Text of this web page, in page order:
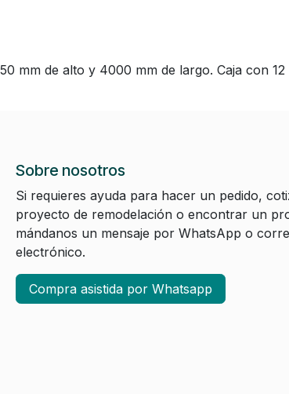
mm de alto y 4000 mm de largo. Caja con
Sobre nosotros
Si requieres ayuda para hacer un pedido,
proyecto de remodelación o encontrar un
mándanos un mensaje por WhatsApp o
electrónico.
Compra asistida por Whatsapp